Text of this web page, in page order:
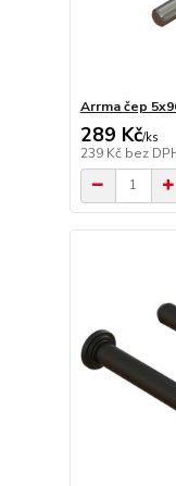
Arrma čep
289 Kč/ks
239 Kč bez